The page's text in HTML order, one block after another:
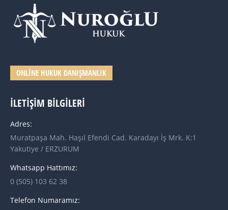
ONLINE HUKUK DANIŞMANLIK
İLETIŞIM BILGILERI
Adres:
Muratpaşa Mah. Haşıl Efendi Cad. Karadayı İş Mrk. K:1
Yakutiye / ERZURUM
Whatsapp Hattımız:
0 (505) 103 62 38
Telefon Numaramız: